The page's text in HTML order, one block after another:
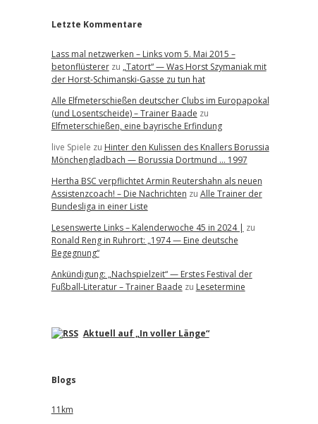
Letzte Kommentare
Lass mal netzwerken – Links vom 5. Mai 2015 –
betonflüstererzu „Tatort“ — Was Horst Szymaniak mit
der Horst-Schimanski-Gasse zu tun hat
Alle Elfmeterschießen deutscher Clubs im Europapokal
(und Losentscheide) – Trainer Baade zu
Elfmeterschießen, eine bayrische Erfindung
live Spiele zu Hinter den Kulissen des Knallers Borussia
Mönchengladbach — Borussia Dortmund … 1997
Hertha BSC verpflichtet Armin Reutershahn als neuen
Assistenzcoach! – Die Nachrichten zu Alle Trainer der
Bundesliga in einer Liste
Lesenswerte Links – Kalenderwoche 45 in 2024 | zu
Ronald Reng in Ruhrort: „1974 — Eine deutsche
Begegnung“
Ankündigung: „Nachspielzeit“ — Erstes Festival der
Fußball-Literatur – Trainer Baade zu Lesetermine
Aktuell auf „In voller Länge“
Blogs
11km